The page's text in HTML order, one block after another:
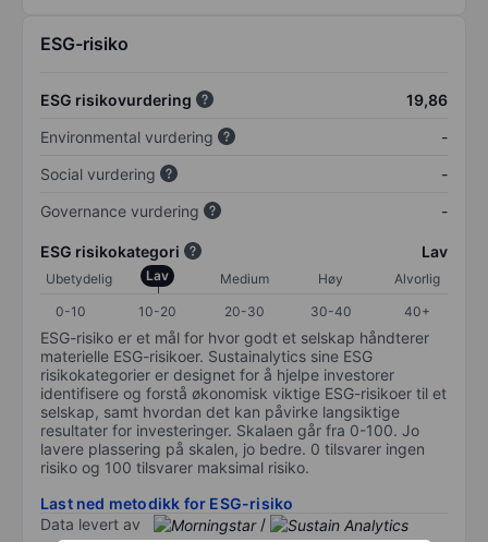
ESG-risiko
ESG risikovurdering
19,86
Environmental vurdering
-
Social vurdering
-
Governance vurdering
-
ESG risikokategori Lav
Ubetydelig Lav Medium Høy
Alvorlig
0-10
10-20 20-30 30-40 40+
ESG-risiko er et mål for hvor godt et selskap håndterer
materielle ESG-risikoer. Sustainalytics sine ESG
risikokategorier er designet for å hjelpe investorer
identifisere og forstå økonomisk viktige ESG-risikoer til et
selskap, samt hvordan det kan påvirke langsiktige
resultater for investeringer. Skalaen går fra 0-100. Jo
lavere plassering på skalen, jo bedre. 0 tilsvarer ingen
risiko og 100 tilsvarer maksimal risiko.
Last ned metodikk for ESG-risiko
Data levert av
/